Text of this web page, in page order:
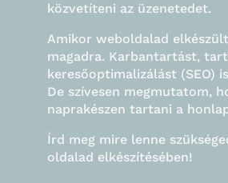
közvetíteni az üzenetedet.
Amikor weboldalad
magadra. Karbantartást,
keresőoptimalizálást (SEO)
De szívesen megmutatom,
naprakészen tartani a
Írd meg mire lenne
oldalad elkészítésében!